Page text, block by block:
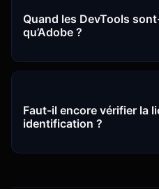
Quand les DevTools
qu’Adobe ?
Faut-il encore vérifier la
identification ?